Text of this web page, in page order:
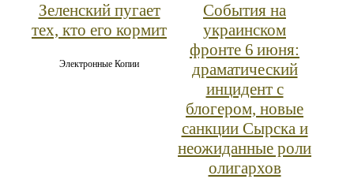
Зеленский пугает
тех, кто его кормит
Электронные Копии
События на
украинском
фронте 6 июня:
драматический
инцидент с
блогером, новые
санкции Сырска и
неожиданные роли
олигархов